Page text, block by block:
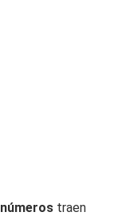
números traen